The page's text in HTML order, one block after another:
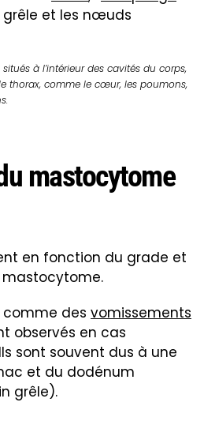
grêle et les nœuds
à l’intérieur des cavités du corps,
thorax, comme le cœur, les poumons,
mastocytome
en fonction du grade et
comme des vomissements
observés en cas
sont souvent dus à une
et du dodénum
grêle).